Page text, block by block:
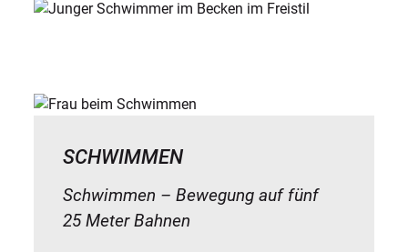
SCHWIMMEN
Schwimmen – Bewegung auf fünf
25 Meter Bahnen